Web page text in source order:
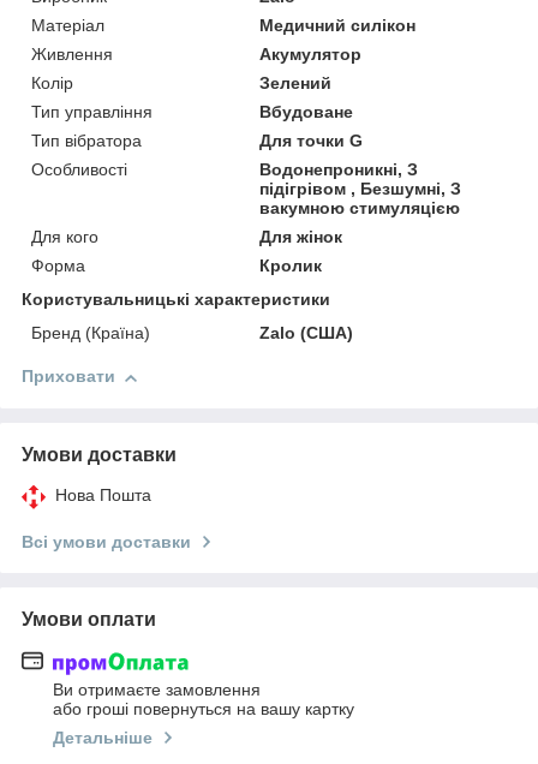
Матеріал
Медичний силікон
Живлення
Акумулятор
Колір
Зелений
Тип управління
Вбудоване
Тип вібратора
Для точки G
Особливості
Водонепроникні, З
підігрівом , Безшумні, З
вакумною стимуляцією
Для кого
Для жінок
Форма
Кролик
Користувальницькі характеристики
Бренд (Країна)
Zalo (США)
Приховати
Умови доставки
Нова Пошта
Всі умови доставки
Умови оплати
Ви отримаєте замовлення
або гроші повернуться на вашу картку
Детальніше